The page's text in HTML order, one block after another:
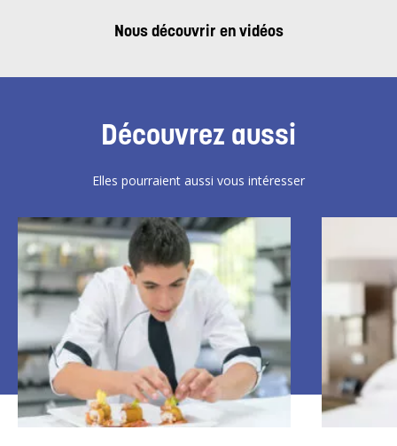
Nous découvrir en vidéos
Découvrez aussi
Elles pourraient aussi vous intéresser